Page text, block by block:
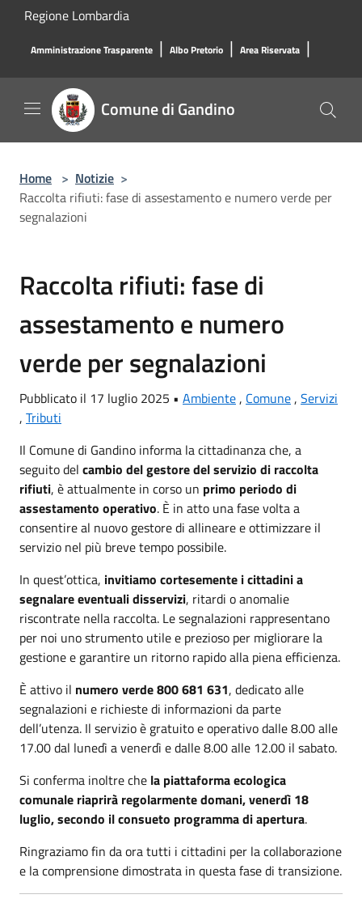
Salta al contenuto principale
Regione Lombardia
Amministrazione Trasparente | Albo Pretorio | Area Riservata |
Comune di Gandino
Home > Notizie >
Raccolta rifiuti: fase di assestamento e numero verde per
segnalazioni
Raccolta rifiuti: fase di
assestamento e numero
verde per segnalazioni
Pubblicato il 17 luglio 2025 • Ambiente, Comune, Servizi
, Tributi
Il Comune di Gandino informa la cittadinanza che, a
seguito del cambio del gestore del servizio di raccolta
rifiuti, è attualmente in corso un primo periodo di
assestamento operativo. È in atto una fase volta a
consentire al nuovo gestore di allineare e ottimizzare il
servizio nel più breve tempo possibile.
In quest’ottica, invitiamo cortesemente i cittadini a
segnalare eventuali disservizi, ritardi o anomalie
riscontrate nella raccolta. Le segnalazioni rappresentano
per noi uno strumento utile e prezioso per migliorare la
gestione e garantire un ritorno rapido alla piena efficienza.
È attivo il numero verde 800 681 631, dedicato alle
segnalazioni e richieste di informazioni da parte
dell’utenza. Il servizio è gratuito e operativo dalle 8.00 alle
17.00 dal lunedì a venerdì e dalle 8.00 alle 12.00 il sabato.
Si conferma inoltre che la piattaforma ecologica
comunale riaprirà regolarmente domani, venerdì 18
luglio, secondo il consueto programma di apertura.
Ringraziamo fin da ora tutti i cittadini per la collaborazione
e la comprensione dimostrata in questa fase di transizione.